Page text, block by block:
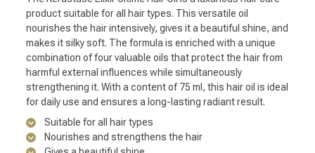
product suitable for all hair types. This versatile oil
nourishes the hair intensively, gives it a beautiful shine, and
makes it silky soft. The formula is enriched with a unique
combination of four valuable oils that protect the hair from
harmful external influences while simultaneously
strengthening it. With a content of 75 ml, this hair oil is ideal
for daily use and ensures a long-lasting radiant result.
Suitable for all hair types
Nourishes and strengthens the hair